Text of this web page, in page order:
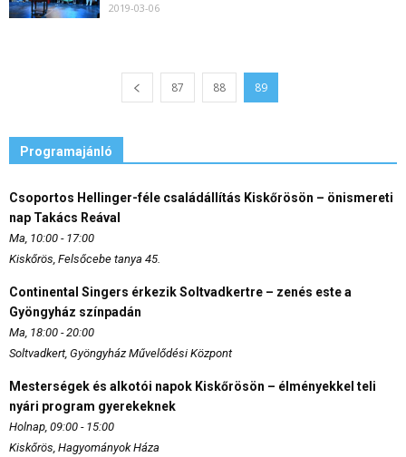
2019-03-06
87 88 89
Programajánló
Csoportos Hellinger-féle családállítás Kiskőrösön – önismereti
nap Takács Reával
Ma, 10:00 - 17:00
Kiskőrös, Felsőcebe tanya 45.
Continental Singers érkezik Soltvadkertre – zenés este a
Gyöngyház színpadán
Ma, 18:00 - 20:00
Soltvadkert, Gyöngyház Művelődési Központ
Mesterségek és alkotói napok Kiskőrösön – élményekkel teli
nyári program gyerekeknek
Holnap, 09:00 - 15:00
Kiskőrös, Hagyományok Háza